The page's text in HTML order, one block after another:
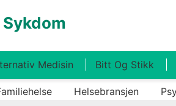
Medisin Bitt Og Stikk
Helsebransjen